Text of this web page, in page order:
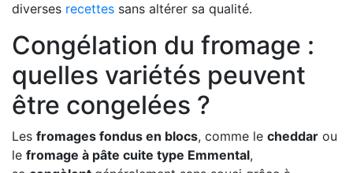
diverses recettes sans altérer sa qualité.
Congélation du fromage :
quelles variétés peuvent
être congelées ?
Les fromages fondus en blocs, comme le cheddar ou
le fromage à pâte cuite type Emmental,